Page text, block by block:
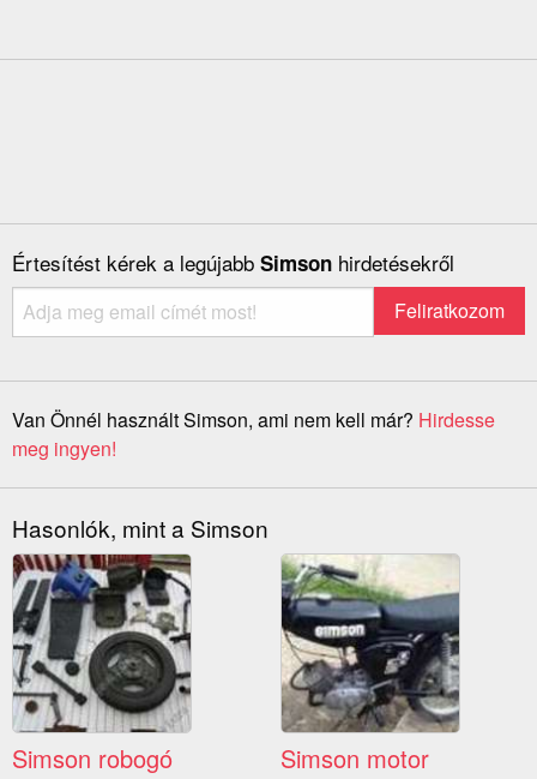
Értesítést kérek a legújabb Simson hirdetésekről
Van Önnél használt Simson, ami nem kell már? Hirdesse
meg ingyen!
Hasonlók, mint a Simson
Simson robogó Simson motor